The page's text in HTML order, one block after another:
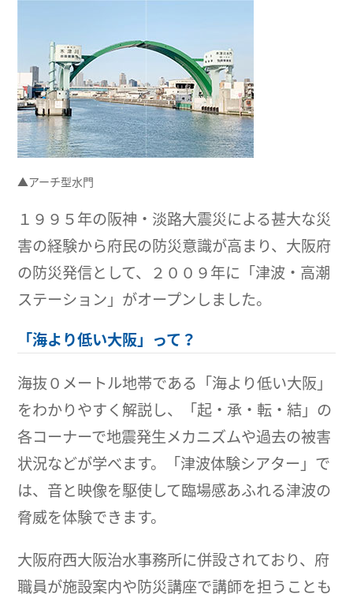
▲アーチ型水門
１９９５年の阪神・淡路大震災による甚大な災
害の経験から府民の防災意識が高まり、大阪府
の防災発信として、２００９年に「津波・高潮
ステーション」がオープンしました。
「海より低い大阪」って？
海抜０メートル地帯である「海より低い大阪」
をわかりやすく解説し、「起・承・転・結」の
各コーナーで地震発生メカニズムや過去の被害
状況などが学べます。「津波体験シアター」で
は、音と映像を駆使して臨場感あふれる津波の
脅威を体験できます。
大阪府西大阪治水事務所に併設されており、府
職員が施設案内や防災講座で講師を担うことも